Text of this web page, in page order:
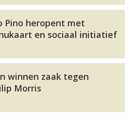
Pino heropent met
en sociaal initiatief
winnen zaak tegen
Morris